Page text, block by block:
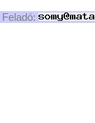
Feladó: